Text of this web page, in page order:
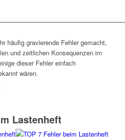
häufig gravierende Fehler gemacht,
und zeitlichen Konsequenzen im
dieser Fehler einfach
wären.
Lastenheft